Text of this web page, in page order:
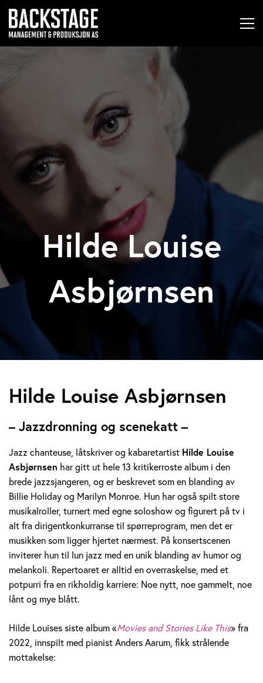
Hilde Louise
Asbjørnsen
H
l
d
e
L
o
u
i
e
A
Hilde Louise Asbjørnsen
– Jazzdronning og scenekatt –
Jazz chanteuse, låtskriver og kabaretartist Hilde Louise
Asbjørnsen har gitt ut hele 13 kritikerroste album i den
brede jazzsjangeren, og er beskrevet som en blanding av
Billie Holiday og Marilyn Monroe. Hun har også spilt store
musikalroller, turnert med egne soloshow og figurert på tv i
alt fra dirigentkonkurranse til spørreprogram, men det er
musikken som ligger hjertet nærmest. På konsertscenen
inviterer hun til lun jazz med en unik blanding av humor og
melankoli. Repertoaret er alltid en overraskelse, med et
potpurri fra en rikholdig karriere: Noe nytt, noe gammelt, noe
lånt og mye blått.
Hilde Louises siste album «Movies and Stories Like This» fra
2022, innspilt med pianist Anders Aarum, fikk strålende
mottakelse: